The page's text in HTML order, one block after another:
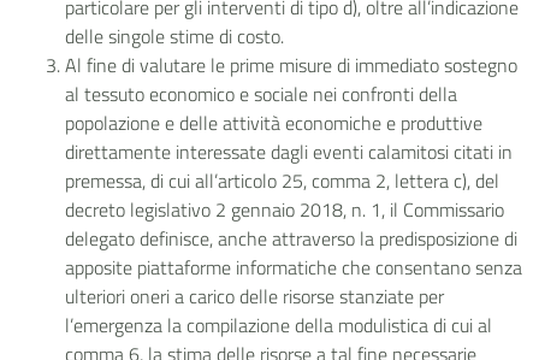
particolare per gli interventi di tipo d), oltre all’indicazione
delle singole stime di costo.
Al fine di valutare le prime misure di immediato sostegno
al tessuto economico e sociale nei confronti della
popolazione e delle attività economiche e produttive
direttamente interessate dagli eventi calamitosi citati in
premessa, di cui all’articolo 25, comma 2, lettera c), del
decreto legislativo 2 gennaio 2018, n. 1, il Commissario
delegato definisce, anche attraverso la predisposizione di
apposite piattaforme informatiche che consentano senza
ulteriori oneri a carico delle risorse stanziate per
l’emergenza la compilazione della modulistica di cui al
comma 6, la stima delle risorse a tal fine necessarie